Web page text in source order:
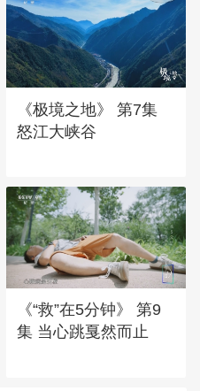
《极境之地》 第7集
怒江大峡谷
《“救”在5分钟》 第9
集 当心跳戛然而止